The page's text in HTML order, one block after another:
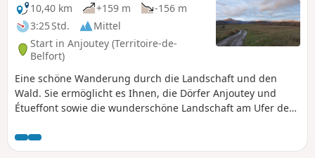
10,40 km
+159 m
-156 m
3:25 Std.
Mittel
Start in Anjoutey (Territoire-de-
Belfort)
Eine schöne Wanderung durch die Landschaft und den
Wald. Sie ermöglicht es Ihnen, die Dörfer Anjoutey und
Étueffont sowie die wunderschöne Landschaft am Ufer der
Vogesen, ohne diese besteigen zu müssen. Die Wanderung
ist leicht zugänglich und liegt etwa zehn Kilometer